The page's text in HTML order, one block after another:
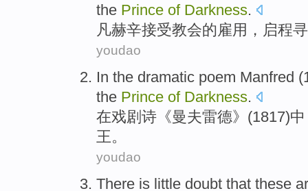
the Prince of Darkness.
凡赫辛接受教会的雇用 ，启程
youdao
In the dramatic poem Manfred
the Prince of Darkness.
在戏剧 诗 《曼夫雷德》(1817)
王。
youdao
There is little doubt that these